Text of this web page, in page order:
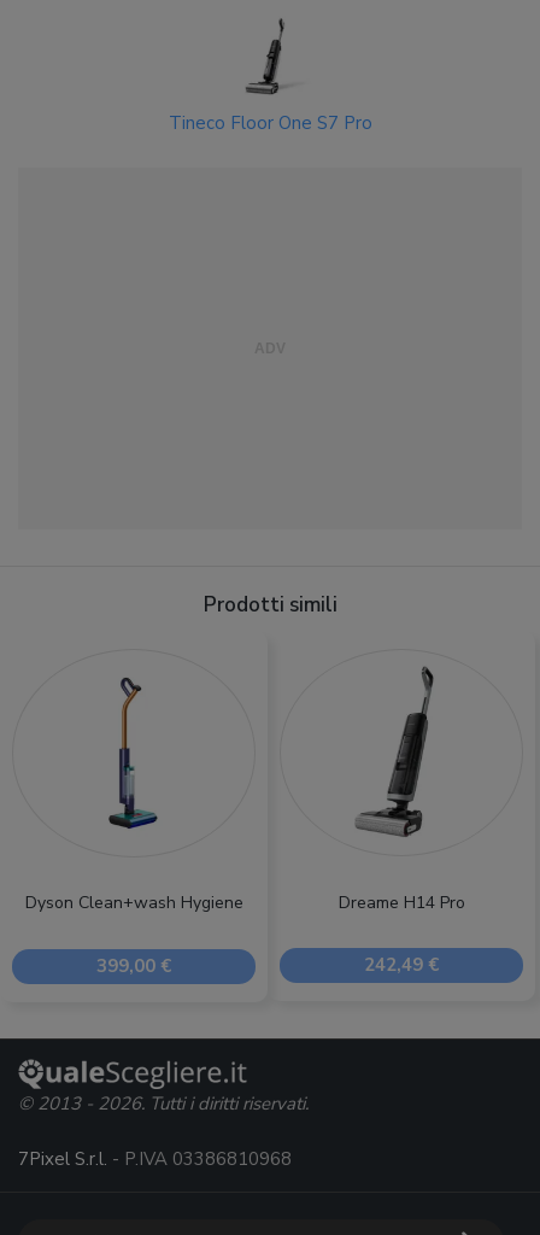
Tineco Floor One S7 Pro
Prodotti simili
Dyson Clean+wash Hygiene
399,00 €
Dreame H14 Pro
242,49 €
© 2013 - 2026. Tutti i diritti riservati.
7Pixel S.r.l. - P.IVA 03386810968